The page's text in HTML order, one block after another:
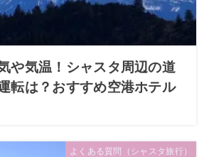
や気温！シャスタ周辺の道
転は？おすすめ空港ホテル
よくある質問（シャスタ旅行）